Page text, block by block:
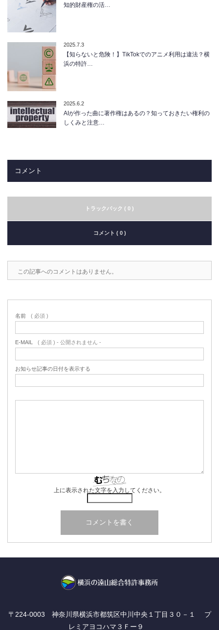
知的財産権の活…
2025.7.3
【知らないと危険！】TikTokでのアニメ利用は違法？横
浜の特許…
2025.6.2
AIが作った曲に著作権はあるの？知っておきたい権利の
しくみと注意…
コメント
トラックバック ( 0 )
コメント ( 0 )
この記事へのコメントはありません。
名前 ( 必須 )
E-MAIL ( 必須 ) - 公開されません -
お知らせ記事の日付を表示する
上に表示された文字を入力してください。
〒224-0003 神奈川県横浜市都筑区中川中央１丁目３０－１ プ
レミアヨコハマ３Ｆー９